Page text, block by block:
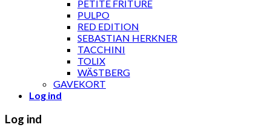
PETITE FRITURE
PULPO
RED EDITION
SEBASTIAN HERKNER
TACCHINI
TOLIX
WÄSTBERG
GAVEKORT
Log ind
Log ind